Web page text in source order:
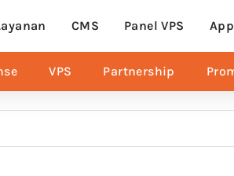
CMS Panel VPS
VPS Partnership